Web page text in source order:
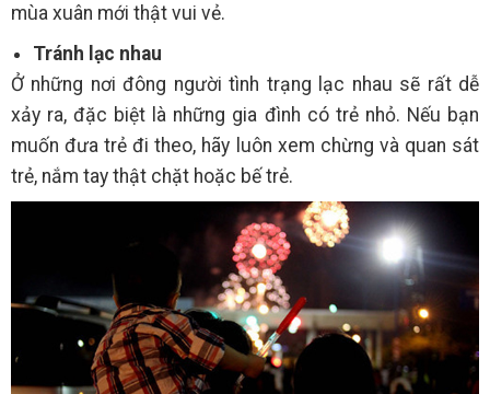
mùa xuân mới thật vui vẻ.
Tránh lạc nhau
Ở những nơi đông người tình trạng lạc nhau sẽ rất dễ
xảy ra, đặc biệt là những gia đình có trẻ nhỏ. Nếu bạn
muốn đưa trẻ đi theo, hãy luôn xem chừng và quan sát
trẻ, nắm tay thật chặt hoặc bế trẻ.